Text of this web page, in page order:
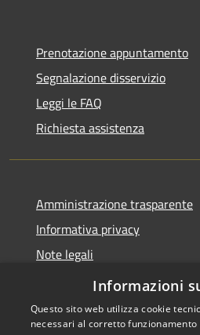
Prenotazione appuntamento
Segnalazione disservizio
Leggi le FAQ
Richiesta assistenza
Amministrazione trasparente
Informativa privacy
Note legali
Dichiarazione di accessibilità
Informazioni
Questo sito web utilizza cookie
necessari al corretto